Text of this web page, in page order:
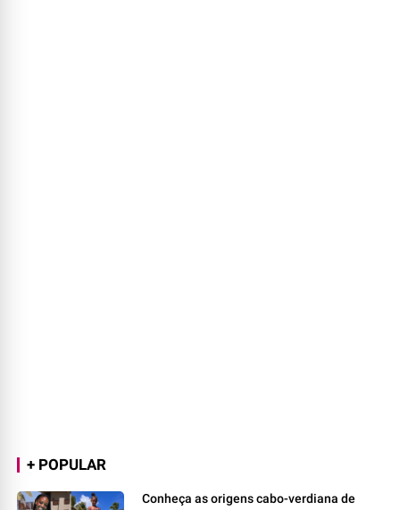
+ POPULAR
Conheça as origens cabo-verdiana de